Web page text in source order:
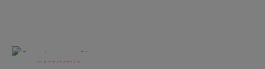
CATEGORÍA